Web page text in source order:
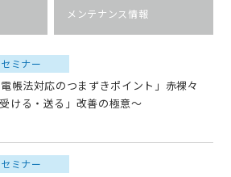
メンテナンス情報
セミナー
帳法対応のつまずきポイント」赤裸々
ける・送る」改善の極意～
セミナー